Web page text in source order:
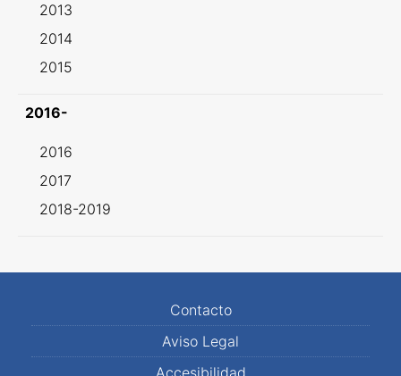
2013
2014
2015
2016-
2016
2017
2018-2019
Contacto
Aviso Legal